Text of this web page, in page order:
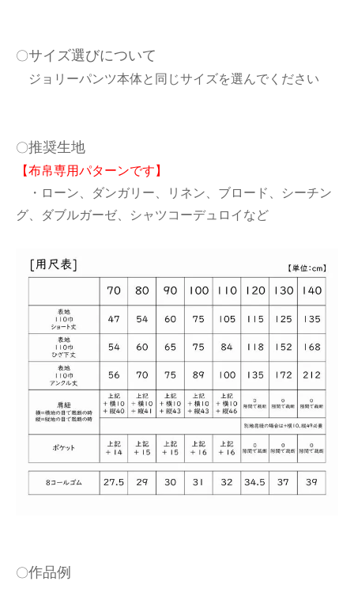
〇サイズ選びについて
ジョリーパンツ本体と同じサイズを選んでください
〇推奨生地
【布帛専用パターンです】
・ローン、ダンガリー、リネン、ブロード、シーチン
グ、ダブルガーゼ、シャツコーデュロイなど
〇作品例